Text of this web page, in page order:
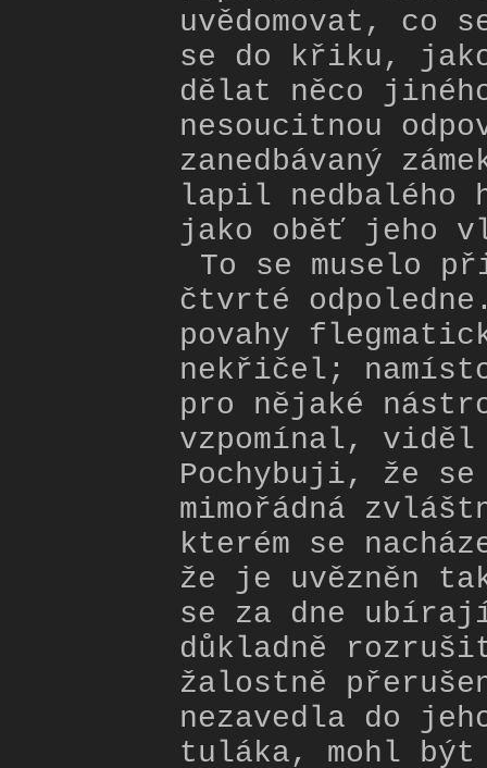
uvědomovat, co
se do křiku,
dělat něco
nesoucitnou
zanedbávaný
lapil nedbalého
jako oběť jeho
To se muselo
čtvrté
povahy
nekřičel;
pro nějaké
vzpomínal,
Pochybuji, že
mimořádná
kterém se
že je uvězněn
se za dne
důkladně
žalostně
nezavedla do
tuláka, mohl být